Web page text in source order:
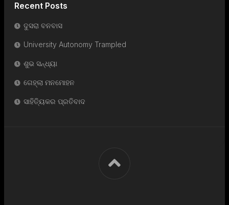
Recent Posts
ଦୁସରା ବନବାସ
University Autonomy Trampled
ଶୁଭ ସନ୍ଧ୍ୟା
ଗେହ୍ଲା ମନମୋହନ
ସାହିତ୍ୟିକର ପ୍ରତିବାଦ